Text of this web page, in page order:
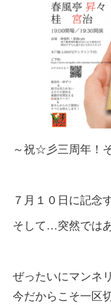
～祝☆彡三周年！
７月１０日に記念
そして…突然では
ぜったいにマンネ
今だからこそ一区